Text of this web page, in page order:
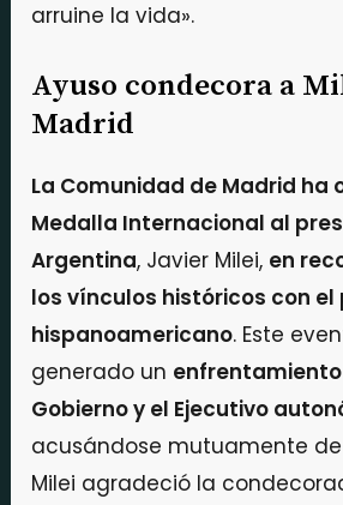
arruine la vida».
Ayuso condecora a
Madrid
La Comunidad de Madrid ha
Medalla Internacional al
Argentina, Javier Milei, en
los vínculos históricos con el
hispanoamericano. Este
generado un
Gobierno y el Ejecutivo
acusándose mutuamente de
Milei agradeció la